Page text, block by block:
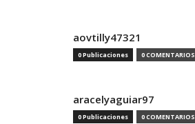
aovtilly47321
0 Publicaciones 0 COMENTARIOS
aracelyaguiar97
0 Publicaciones 0 COMENTARIOS